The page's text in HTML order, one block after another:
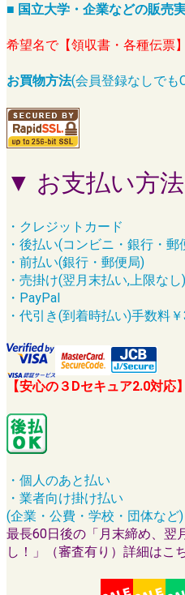
■ 国立大学・企業などの販売
希望名で【領収書・各種伝票
お買物方法(会員登録なしでも
▼ お支払い方
・クレジットカード
・後払い(コンビニ・銀行・郵
・前払い(銀行・郵便局)
・売掛け(翌月末払い,上限なし)
・PayPal
・代引き(到着時払い)手数料
【安心の３Dセキュア2.0対応】
・個人のあと払い
・業者向け掛け払い
(企業・公費・学校・団体など)
最長60日後の「月末締め、
し！」（審査有り）詳細はこ